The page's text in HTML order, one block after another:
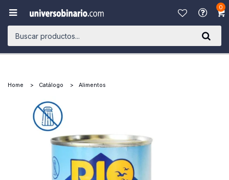
0

Home Catálogo Alimentos